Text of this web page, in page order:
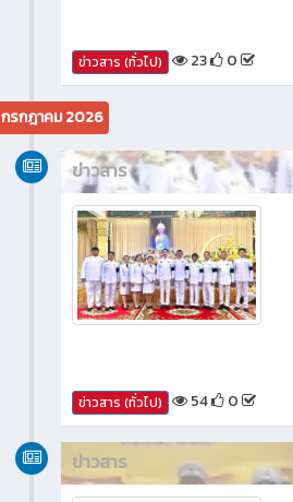
ข่าวสาร (ทั่วไป) 23 0
กรกฎาคม 2026
ข่าวสาร
ข่าวสาร (ทั่วไป) 54 0
ข่าวสาร